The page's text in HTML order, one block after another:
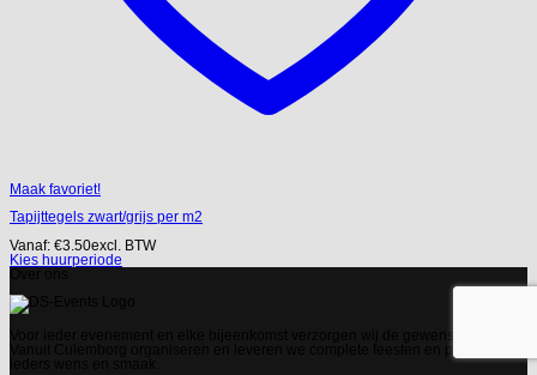
Maak favoriet!
Tapijttegels zwart/grijs per m2
Vanaf: €3.50excl. BTW
Kies huurperiode